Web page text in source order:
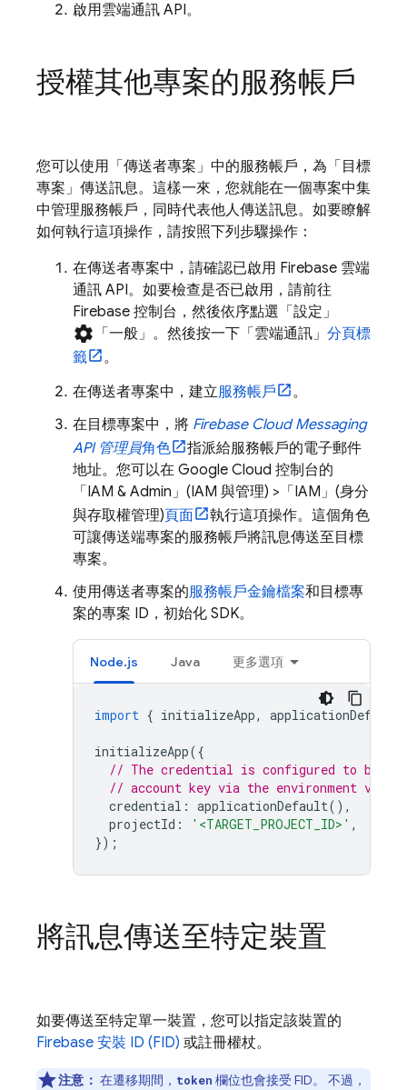
啟用雲端通訊 API。
授權其他專案的服務帳戶
您可以使用「傳送者專案」中的服務帳戶，為「目標
專案」傳送訊息。這樣一來，您就能在一個專案中集
中管理服務帳戶，同時代表他人傳送訊息。如要瞭解
如何執行這項操作，請按照下列步驟操作：
在傳送者專案中，請確認已啟用 Firebase 雲端
通訊 API。如要檢查是否已啟用，請前往
Firebase 控制台，然後依序點選「設定」
settings 「一般」 。然後按一下「雲端通訊」 分頁標
籤
。
在傳送者專案中，建立服務帳戶
。
在目標專案中，將 Firebase Cloud Messaging
API 管理員角色
指派給服務帳戶的電子郵件
地址。您可以在 Google Cloud 控制台的
「IAM & Admin」(IAM 與管理) >「IAM」(身分
與存取權管理)頁面
執行這項操作。這個角色
可讓傳送端專案的服務帳戶將訊息傳送至目標
專案。
使用傳送者專案的服務帳戶金鑰檔案和目標專
案的專案 ID，初始化 SDK。
Node.js Java 更多選項
import { initializeApp, applicationDefault
initializeApp({
// The credential is configured to be
// account key via the environment variable
credential : applicationDefault(),
projectId : '<TARGET_PROJECT_ID>' ,
});
將訊息傳送至特定裝置
如要傳送至特定單一裝置，您可以指定該裝置的
Firebase 安裝 ID (FID) 或註冊權杖。
注意： 在遷移期間， token 欄位也會接受 FID。 不過，